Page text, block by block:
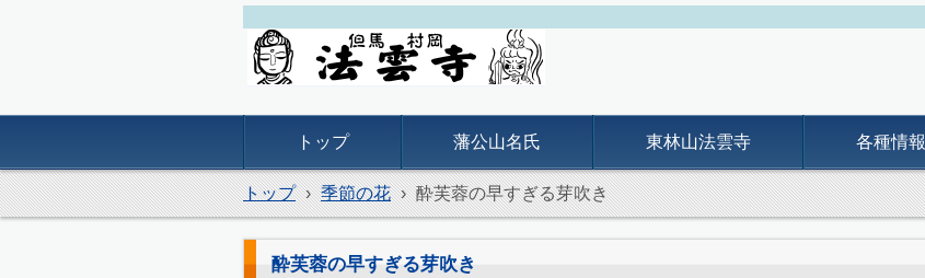
トップ 藩公山名氏 東林山法雲寺 各種情報
トップ › 季節の花 › 酔芙蓉の早すぎる芽吹き
酔芙蓉の早すぎる芽吹き